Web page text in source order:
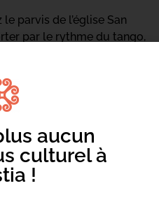
parvis de l’église San
par le rythme du tango,
danses encore !
aucun
culturel à
!